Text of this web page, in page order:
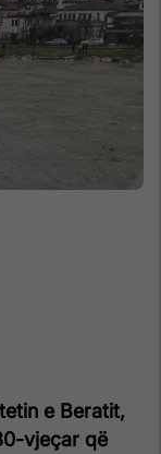
e Beratit,
vjeçar që